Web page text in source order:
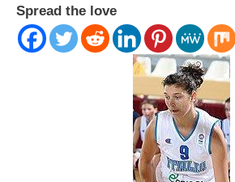
Spread the love